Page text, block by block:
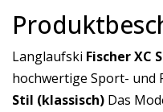
Langlaufski Fischer XC
hochwertige Sport- und
Stil (klassisch) Das